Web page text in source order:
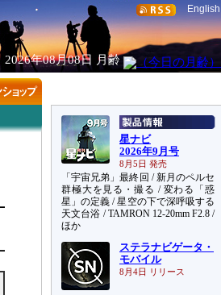
English
2026年08月08日 月齢
星ナビ
2026年9月号
8月5日 発売
「宇宙兄弟」最終回 / 新月のペルセ
群極大を見る・撮る / 変わる「惑
星」の定義 / 星空の下で深呼吸する
天文台浴 / TAMRON 12-20mm F2.8 /
ほか
ステラナビゲータ・
モバイル
8月4日 リリース